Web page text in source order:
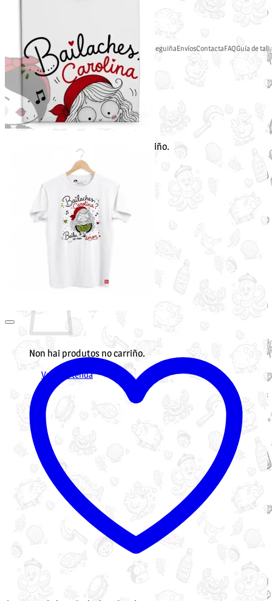
Bolsas en Galego
Agasallos Día da NaiAgasallos Pai Tenda GaleguiñaEnvíosContactaFAQGuía de
Non hai produtos no carriño.
Voltar á tenda
Buscar
Non hai produtos no carriño.
Voltar á tenda